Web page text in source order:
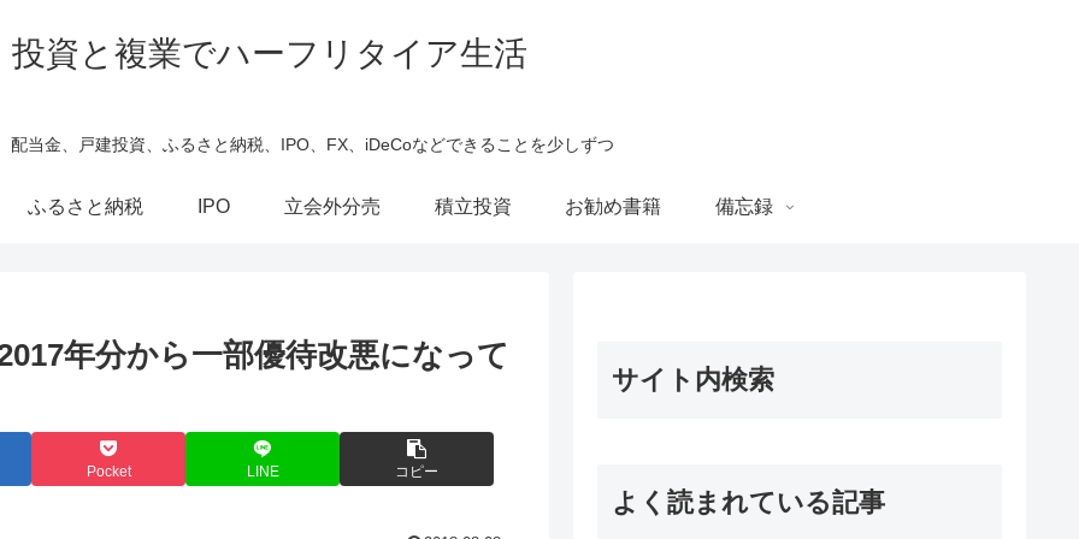
投資と複業でハーフリタイア生活
配当金、戸建投資、ふるさと納税、IPO、FX、iDeCoなどできることを少しずつ
ふるさと納税 IPO 立会外分売 積立投資 お勧め書籍 備忘録
年分から一部優待改悪になって
Pocket LINE コピー
サイト内検索
よく読まれている記事